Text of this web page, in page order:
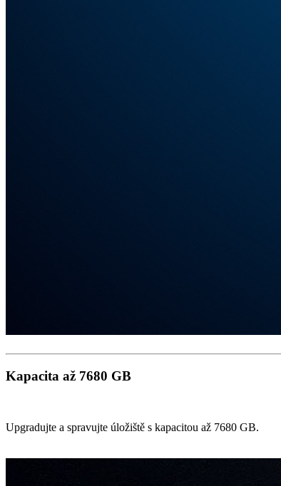
Kapacita až 7680 GB
Upgradujte a spravujte úložiště s kapacitou až 7680 GB.